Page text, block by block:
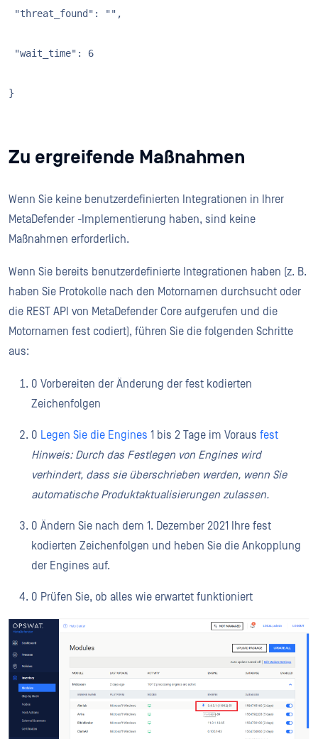
"threat_found": "",
"wait_time": 6
}
Zu ergreifende Maßnahmen
Wenn Sie keine benutzerdefinierten Integrationen in Ihrer
MetaDefender -Implementierung haben, sind keine
Maßnahmen erforderlich.
Wenn Sie bereits benutzerdefinierte Integrationen haben (z. B.
haben Sie Protokolle nach den Motornamen durchsucht oder
die REST API von MetaDefender Core aufgerufen und die
Motornamen fest codiert), führen Sie die folgenden Schritte
aus:
Vorbereiten der Änderung der fest kodierten
Zeichenfolgen
Legen Sie die Engines 1 bis 2 Tage im Voraus fest
Hinweis: Durch das Festlegen von Engines wird
verhindert, dass sie überschrieben werden, wenn Sie
automatische Produktaktualisierungen zulassen.
Ändern Sie nach dem 1. Dezember 2021 Ihre fest
kodierten Zeichenfolgen und heben Sie die Ankopplung
der Engines auf.
Prüfen Sie, ob alles wie erwartet funktioniert